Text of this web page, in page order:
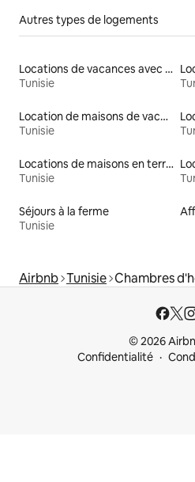
Autres types de logements
Locations de vacances avec piscine
Tunisie
Location de maisons de vacances
Tunisie
Locations de maisons en terre
Tunisie
Séjours à la ferme
Tunisie
Airbnb Tunisie Chambres
© 2026
Confidentialité